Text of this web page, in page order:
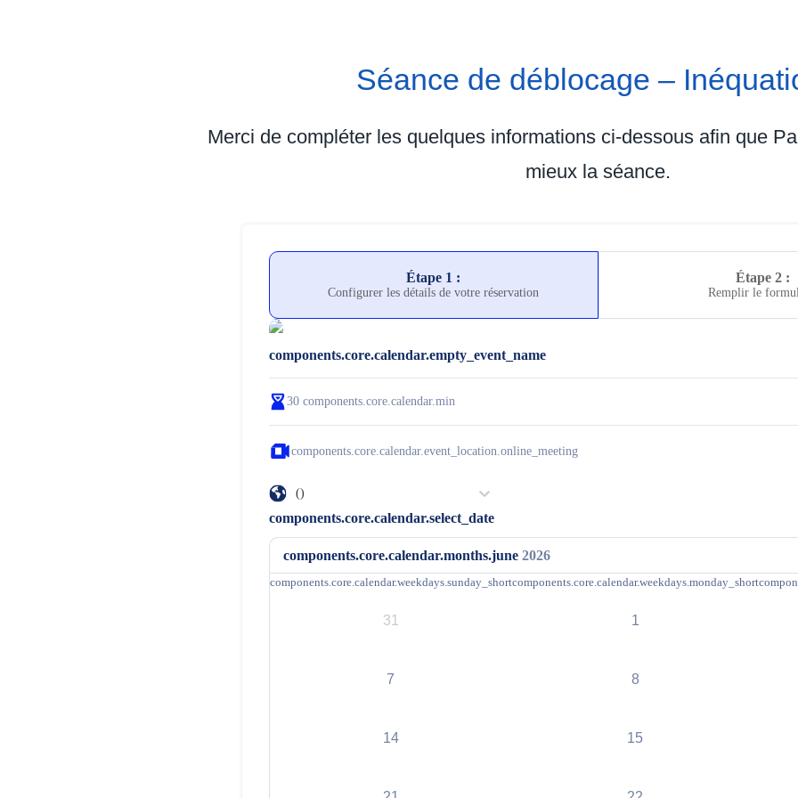
Séance de déblocage –
Merci de compléter les quelques informations ci-dessous afin que
mieux la séance.
Étape 1 :
Configurer les détails de votre réservation
Étape 2 :
Remplir le
components.core.calendar.empty_event_name
30 components.core.calendar.min
components.core.calendar.event_location.online_meeting
()
components.core.calendar.select_date
components.core.calendar.months.june 2026
components.core.calendar.weekdays.sunday_shortcomponents.core.calendar.weekdays.monday_short
31 1
7 8
14 15